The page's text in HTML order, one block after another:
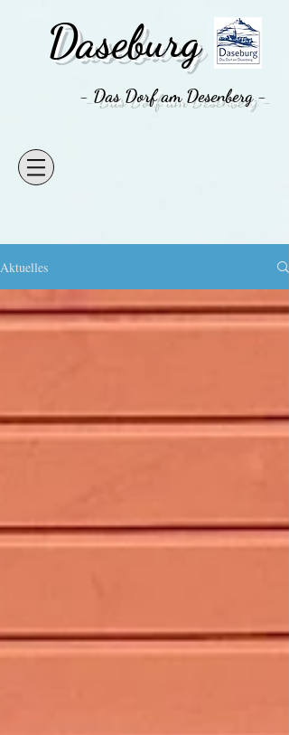
Daseburg
- Das Dorf am Desenberg -
Aktuelles